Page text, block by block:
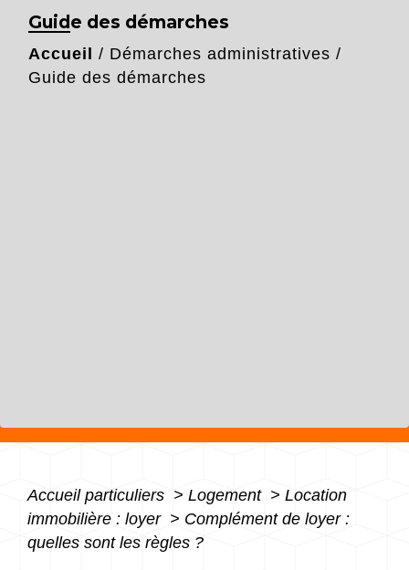
Guide des démarches
Accueil / Démarches administratives /
Guide des démarches
Accueil particuliers > Logement > Location
immobilière : loyer > Complément de loyer :
quelles sont les règles ?